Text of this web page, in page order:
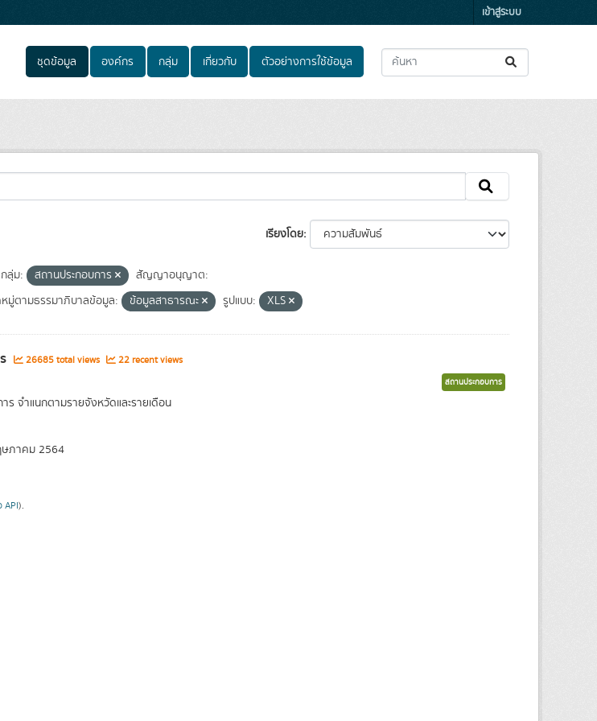
เข้าสู่ระบบ
ชุดข้อมูล องค์กร กลุ่ม เกี่ยวกับ ตัวอย่างการใช้ข้อมูล
เรียงโดย
กลุ่ม: สถานประกอบการ
สัญญาอนุญาต:
มู่ตามธรรมาภิบาลข้อมูล: ข้อมูลสาธารณะ รูปแบบ: XLS
26685 total views 22 recent views
สถานประกอบการ
ร จำแนกตามรายจังหวัดและรายเดือน
ภาคม 2564
API).